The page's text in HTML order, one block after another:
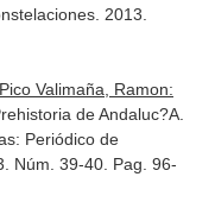
. 2013.
Valimaña, Ramon:
de Andaluc?A.
Periódico de
Núm. 39-40. Pag. 96-